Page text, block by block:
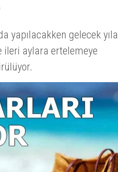
yapılacakken gelecek yıla
aylara ertelemeye